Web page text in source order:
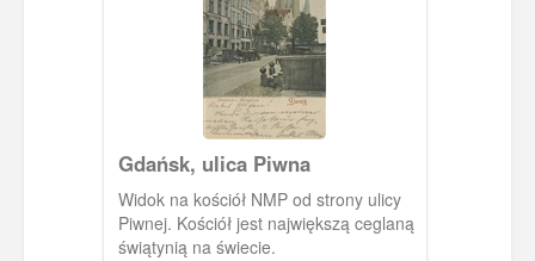
Gdańsk, ulica Piwna
Widok na kościół NMP od strony ulicy
Piwnej. Kościół jest największą ceglaną
świątynią na świecie.